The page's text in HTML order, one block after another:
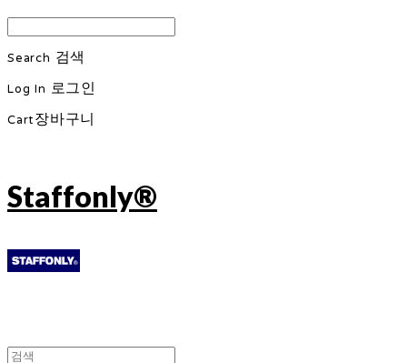
Search 검색
Log In 로그인
Cart장바구니
Staffonly®